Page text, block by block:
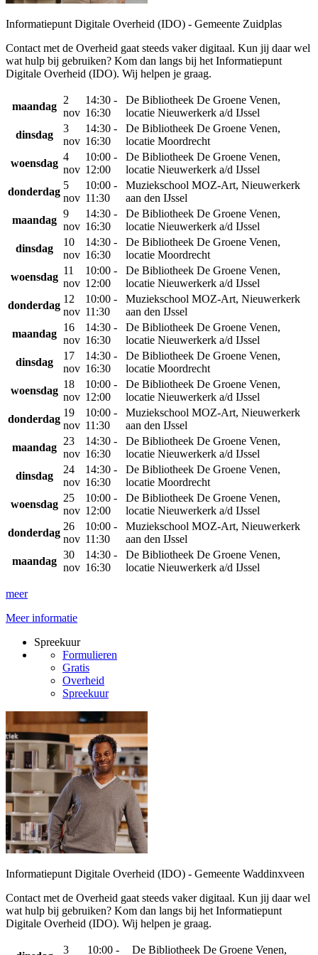
Informatiepunt Digitale Overheid (IDO) - Gemeente Zuidplas
Contact met de Overheid gaat steeds vaker digitaal. Kun jij daar wel
wat hulp bij gebruiken? Kom dan langs bij het Informatiepunt
Digitale Overheid (IDO). Wij helpen je graag.
maandag
2
nov
14:30 -
16:30
De Bibliotheek De Groene Venen,
locatie Nieuwerkerk a/d IJssel
dinsdag
3
nov
14:30 -
16:30
De Bibliotheek De Groene Venen,
locatie Moordrecht
woensdag
4
nov
10:00 -
12:00
De Bibliotheek De Groene Venen,
locatie Nieuwerkerk a/d IJssel
donderdag
5
nov
10:00 -
11:30
Muziekschool MOZ-Art, Nieuwerkerk
aan den IJssel
maandag
9
nov
14:30 -
16:30
De Bibliotheek De Groene Venen,
locatie Nieuwerkerk a/d IJssel
dinsdag
10
nov
14:30 -
16:30
De Bibliotheek De Groene Venen,
locatie Moordrecht
woensdag
11
nov
10:00 -
12:00
De Bibliotheek De Groene Venen,
locatie Nieuwerkerk a/d IJssel
donderdag
12
nov
10:00 -
11:30
Muziekschool MOZ-Art, Nieuwerkerk
aan den IJssel
maandag
16
nov
14:30 -
16:30
De Bibliotheek De Groene Venen,
locatie Nieuwerkerk a/d IJssel
dinsdag
17
nov
14:30 -
16:30
De Bibliotheek De Groene Venen,
locatie Moordrecht
woensdag
18
nov
10:00 -
12:00
De Bibliotheek De Groene Venen,
locatie Nieuwerkerk a/d IJssel
donderdag
19
nov
10:00 -
11:30
Muziekschool MOZ-Art, Nieuwerkerk
aan den IJssel
maandag
23
nov
14:30 -
16:30
De Bibliotheek De Groene Venen,
locatie Nieuwerkerk a/d IJssel
dinsdag
24
nov
14:30 -
16:30
De Bibliotheek De Groene Venen,
locatie Moordrecht
woensdag
25
nov
10:00 -
12:00
De Bibliotheek De Groene Venen,
locatie Nieuwerkerk a/d IJssel
donderdag
26
nov
10:00 -
11:30
Muziekschool MOZ-Art, Nieuwerkerk
aan den IJssel
maandag
30
nov
14:30 -
16:30
De Bibliotheek De Groene Venen,
locatie Nieuwerkerk a/d IJssel
meer
Meer informatie
Spreekuur
Formulieren
Gratis
Overheid
Spreekuur
Informatiepunt Digitale Overheid (IDO) - Gemeente Waddinxveen
Contact met de Overheid gaat steeds vaker digitaal. Kun jij daar wel
wat hulp bij gebruiken? Kom dan langs bij het Informatiepunt
Digitale Overheid (IDO). Wij helpen je graag.
3 10:00 - De Bibliotheek De Groene Venen,